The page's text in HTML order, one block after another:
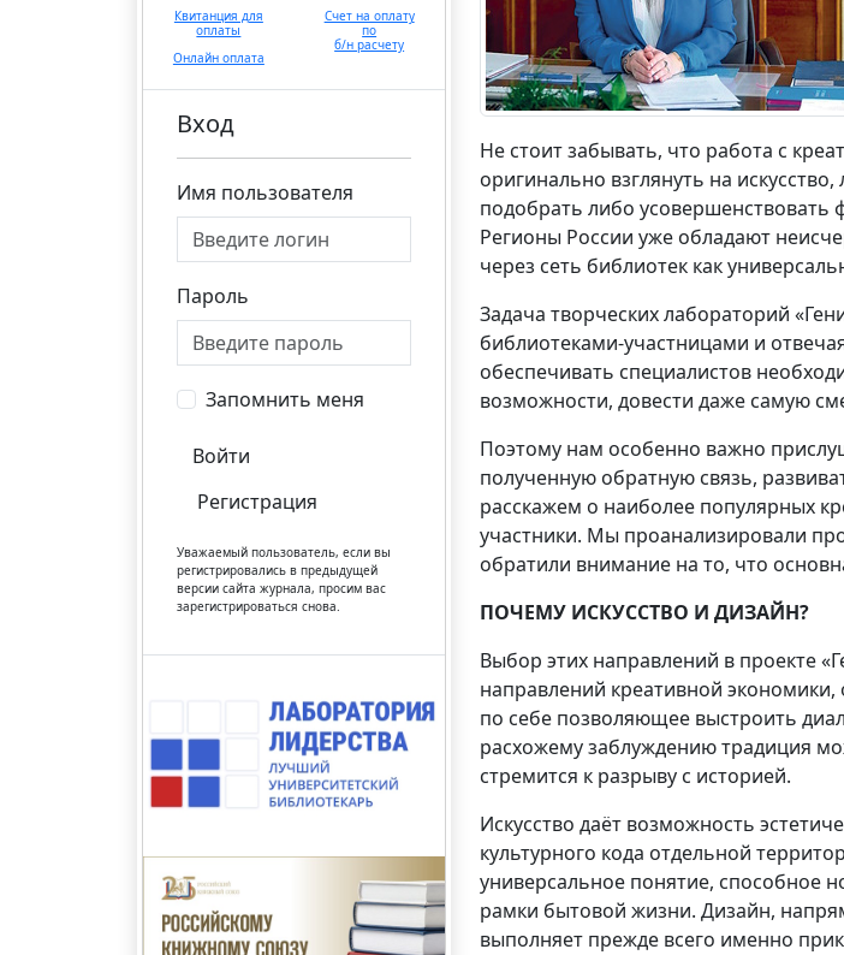
Квитанция для
оплаты
Онлайн оплата
Счет на оплату
по
б/н расчету
Вход
Имя пользователя
Пароль
Запомнить меня
Войти
Регистрация
Уважаемый пользователь, если вы
регистрировались в предыдущей
версии сайта журнала, просим вас
зарегистрироваться снова.
Не стоит забывать, что работа с
оригинально взглянуть на
подобрать либо
Регионы России уже обладают
через сеть библиотек как
Задача творческих лабораторий
библиотеками-участницами и
обеспечивать специалистов
возможности, довести даже самую
Поэтому нам особенно важно
полученную обратную связь,
расскажем о наиболее популярных
участники. Мы проанализировали
обратили внимание на то, что
ПОЧЕМУ ИСКУССТВО И ДИЗАЙН?
Выбор этих направлений в проекте
направлений креативной экономики,
по себе позволяющее выстроить
расхожему заблуждению традиция
стремится к разрыву с историей.
Искусство даёт возможность
культурного кода отдельной
универсальное понятие, способное
рамки бытовой жизни. Дизайн,
выполняет прежде всего именно